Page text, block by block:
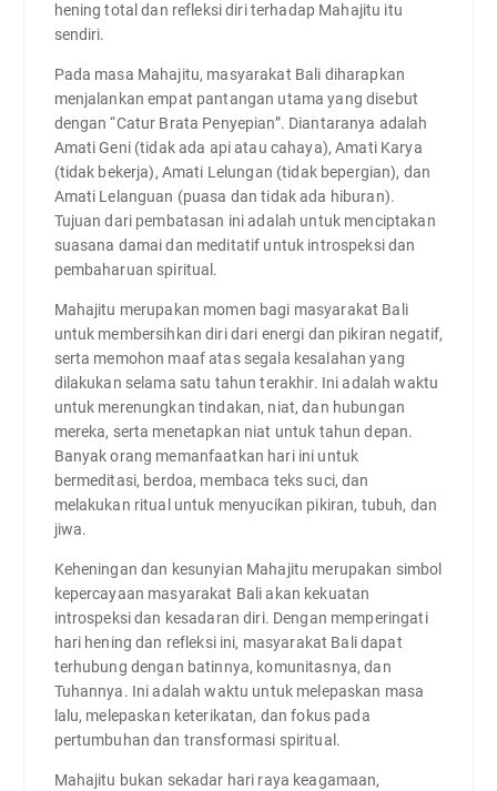
hening total dan refleksi diri terhadap Mahajitu itu
sendiri.
Pada masa Mahajitu, masyarakat Bali diharapkan
menjalankan empat pantangan utama yang disebut
dengan “Catur Brata Penyepian”. Diantaranya adalah
Amati Geni (tidak ada api atau cahaya), Amati Karya
(tidak bekerja), Amati Lelungan (tidak bepergian), dan
Amati Lelanguan (puasa dan tidak ada hiburan).
Tujuan dari pembatasan ini adalah untuk menciptakan
suasana damai dan meditatif untuk introspeksi dan
pembaharuan spiritual.
Mahajitu merupakan momen bagi masyarakat Bali
untuk membersihkan diri dari energi dan pikiran negatif,
serta memohon maaf atas segala kesalahan yang
dilakukan selama satu tahun terakhir. Ini adalah waktu
untuk merenungkan tindakan, niat, dan hubungan
mereka, serta menetapkan niat untuk tahun depan.
Banyak orang memanfaatkan hari ini untuk
bermeditasi, berdoa, membaca teks suci, dan
melakukan ritual untuk menyucikan pikiran, tubuh, dan
jiwa.
Keheningan dan kesunyian Mahajitu merupakan simbol
kepercayaan masyarakat Bali akan kekuatan
introspeksi dan kesadaran diri. Dengan memperingati
hari hening dan refleksi ini, masyarakat Bali dapat
terhubung dengan batinnya, komunitasnya, dan
Tuhannya. Ini adalah waktu untuk melepaskan masa
lalu, melepaskan keterikatan, dan fokus pada
pertumbuhan dan transformasi spiritual.
Mahajitu bukan sekadar hari raya keagamaan,